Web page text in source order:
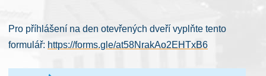
Pro příhlášení na den otevřených dveří vyplňte tento
formulář: https://forms.gle/at58NrakAo2EHTxB6